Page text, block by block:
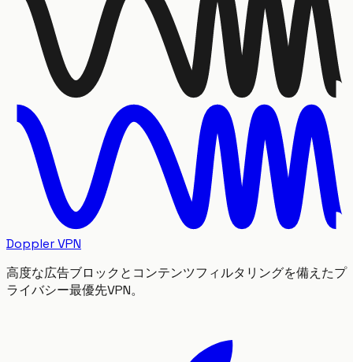
Doppler VPN
高度な広告ブロックとコンテンツフィルタリングを備えたプ
ライバシー最優先VPN。